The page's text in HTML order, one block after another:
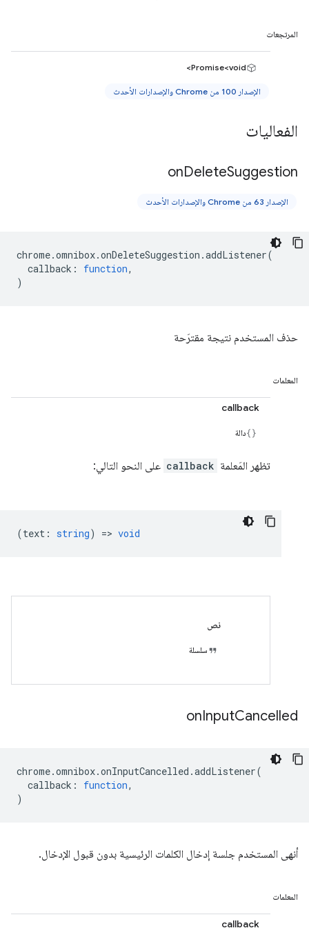
المرتجعات
Promise<void>
الإصدار 100 من Chrome والإصدارات الأحدث
الفعاليات
onDeleteSuggestion
الإصدار 63 من Chrome والإصدارات الأحدث
chrome.omnibox.onDeleteSuggestion .addListener(
callback : function,
)
حذف المستخدم نتيجة مقترَحة
المعلمات
callback
دالة
تظهر المَعلمة callback على النحو التالي:
(text : string) => void
نص
سلسلة
onInputCancelled
chrome.omnibox.onInputCancelled .addListener(
callback : function,
)
أنهى المستخدم جلسة إدخال الكلمات الرئيسية بدون قبول الإدخال.
المعلمات
callback